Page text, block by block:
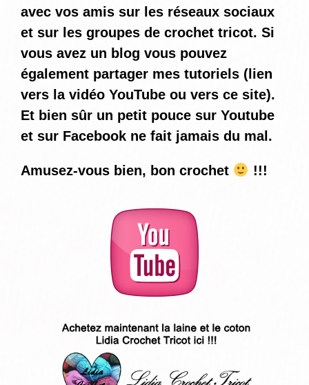
avec vos amis sur les réseaux sociaux
et sur les groupes de crochet tricot. Si
vous avez un blog vous pouvez
également partager mes tutoriels (lien
vers la vidéo YouTube ou vers ce site).
Et bien sûr un petit pouce sur Youtube
et sur Facebook ne fait jamais du mal.
Amusez-vous bien, bon crochet !!!